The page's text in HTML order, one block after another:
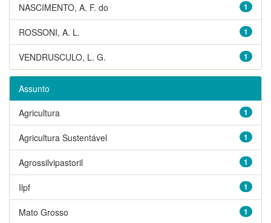
1
NASCIMENTO, A. F. do
1
ROSSONI, A. L.
1
VENDRUSCULO, L. G.
Assunto
1
Agricultura
1
Agricultura Sustentável
1
Agrossilvipastoril
1
Ilpf
1
Mato Grosso